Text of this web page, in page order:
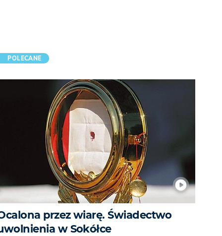
POLECANE
przez wiarę. Świadectwo
w Sokółce